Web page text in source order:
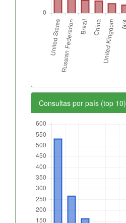
Consultas por país (top 10)